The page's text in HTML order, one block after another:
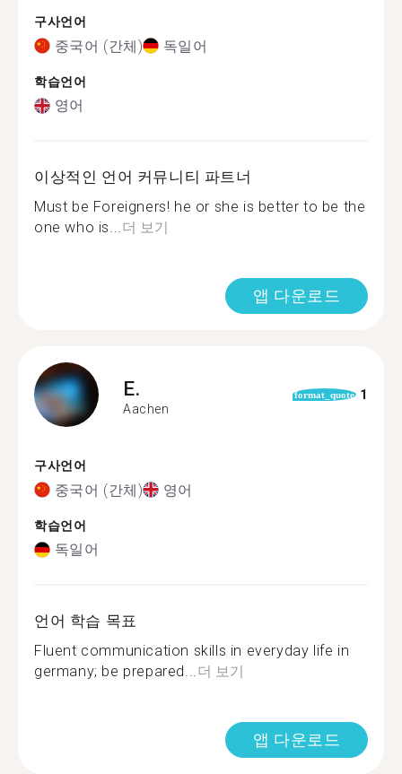
구사언어
중국어 (간체) 독일어
학습언어
영어
이상적인 언어 커뮤니티 파트너
Must be Foreigners! he or she is better to be the
one who is...더 보기
앱 다운로드
E.
Aachen
format_quote 1
구사언어
중국어 (간체) 영어
학습언어
독일어
언어 학습 목표
Fluent communication skills in everyday life in
germany; be prepared...더 보기
앱 다운로드